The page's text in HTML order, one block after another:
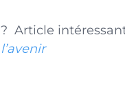
? Article
l’avenir